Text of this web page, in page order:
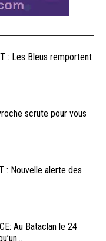
: Les Bleus remportent
scrute pour vous
: Nouvelle alerte des
Au Bataclan le 24